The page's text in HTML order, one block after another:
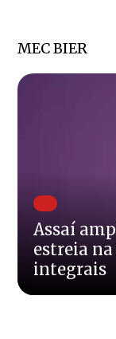
MEC BIER
Assaí
estreia na
integrais